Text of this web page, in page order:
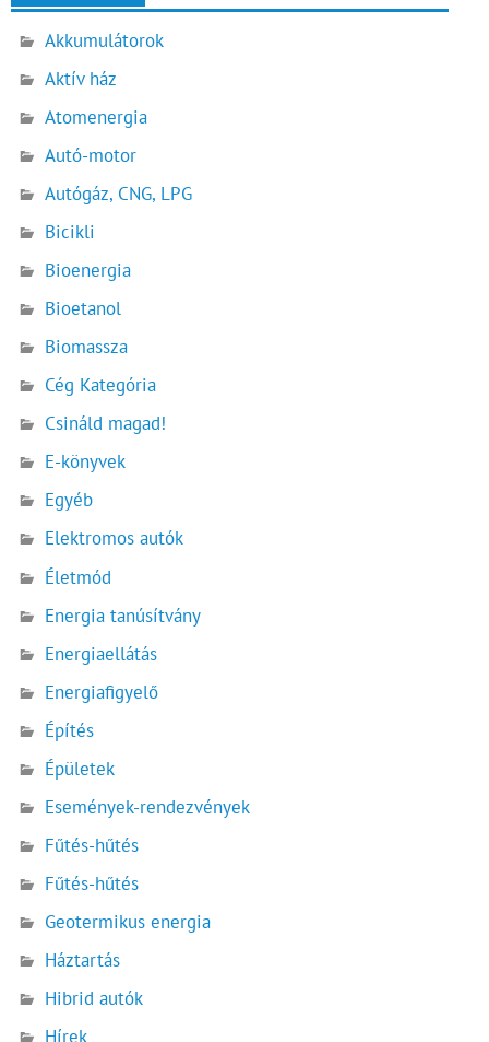
Akkumulátorok
Aktív ház
Atomenergia
Autó-motor
Autógáz, CNG, LPG
Bicikli
Bioenergia
Bioetanol
Biomassza
Cég Kategória
Csináld magad!
E-könyvek
Egyéb
Elektromos autók
Életmód
Energia tanúsítvány
Energiaellátás
Energiafigyelő
Építés
Épületek
Események-rendezvények
Fűtés-hűtés
Fűtés-hűtés
Geotermikus energia
Háztartás
Hibrid autók
Hírek